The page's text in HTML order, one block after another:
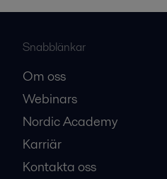
Snabblänkar
Om oss
Webinars
Nordic Academy
Karriär
Kontakta oss